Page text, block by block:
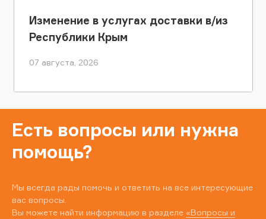
Изменение в услугах доставки в/из
Республики Крым
07 августа, 2026
Есть вопросы или нужна
помощь?
Мы всегда рады помочь и ответить на все интересующие
вас вопросы.
Вы можете найти информацию в разделе «Вопросы и